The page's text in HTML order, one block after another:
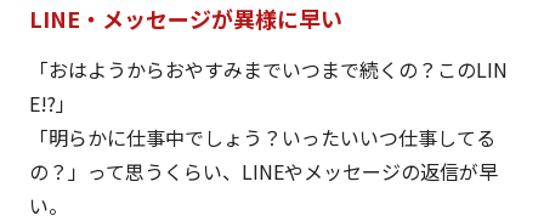
LINE・メッセージが異様に早い
「おはようからおやすみまでいつまで続くの？このLIN
E!?」
「明らかに仕事中でしょう？いったいいつ仕事してる
の？」って思うくらい、LINEやメッセージの返信が早
い。